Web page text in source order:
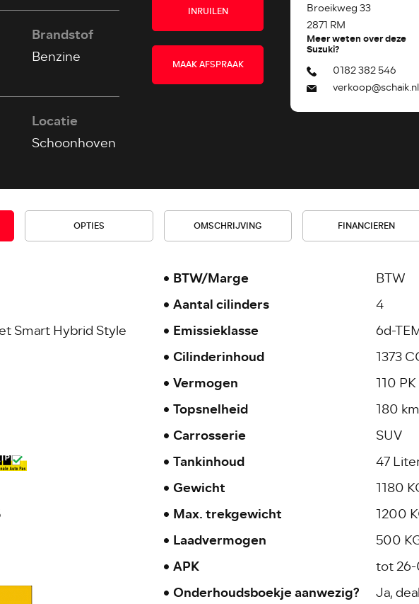
INRUILEN
MAAK AFSPRAAK
Brandstof
Benzine
Locatie
Schoonhoven
Broeikweg 33
2871 RM
Meer weten over deze
Suzuki?
0182 382 546
verkoop@schaik.nl
OPTIES OMSCHRIJVING FINANCIEREN
Smart Hybrid Style
BTW/Marge
BTW
Aantal cilinders
4
Emissieklasse
6d-
Cilinderinhoud
1373
Vermogen
110 PK
Topsnelheid
180
Carrosserie
SUV
Tankinhoud
47
Gewicht
1180
Max. trekgewicht
1200
Laadvermogen
500
APK
tot
Onderhoudsboekje aanwezig?
Ja,